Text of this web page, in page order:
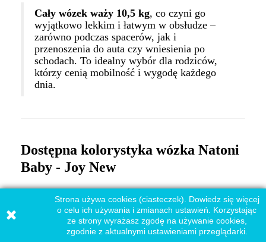
Cały wózek waży 10,5 kg, co czyni go
wyjątkowo lekkim i łatwym w obsłudze –
zarówno podczas spacerów, jak i
przenoszenia do auta czy wniesienia po
schodach. To idealny wybór dla rodziców,
którzy cenią mobilność i wygodę każdego
dnia.
Dostępna kolorystyka wózka Natoni
Baby - Joy New
Bogata kolorystyka dostępna w
Dadi-Shop
Natoni Joy Newdostępny jest w wielu
Strona używa cookies (ciasteczek). Dowiedz się więcej
o celu ich używania i zmianach ustawień. Korzystając
ze strony wyrażasz zgodę na używanie cookies,
zgodnie z aktualnymi ustawieniami przeglądarki.